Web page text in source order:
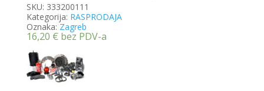
SKU: 333200111
Kategorija: RASPRODAJA
Oznaka: Zagreb
16,20 € bez PDV-a